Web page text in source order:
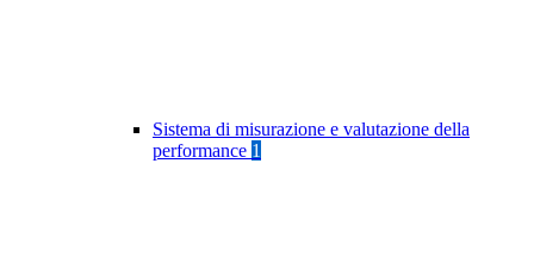
Sistema di misurazione e valutazione della
performance 1